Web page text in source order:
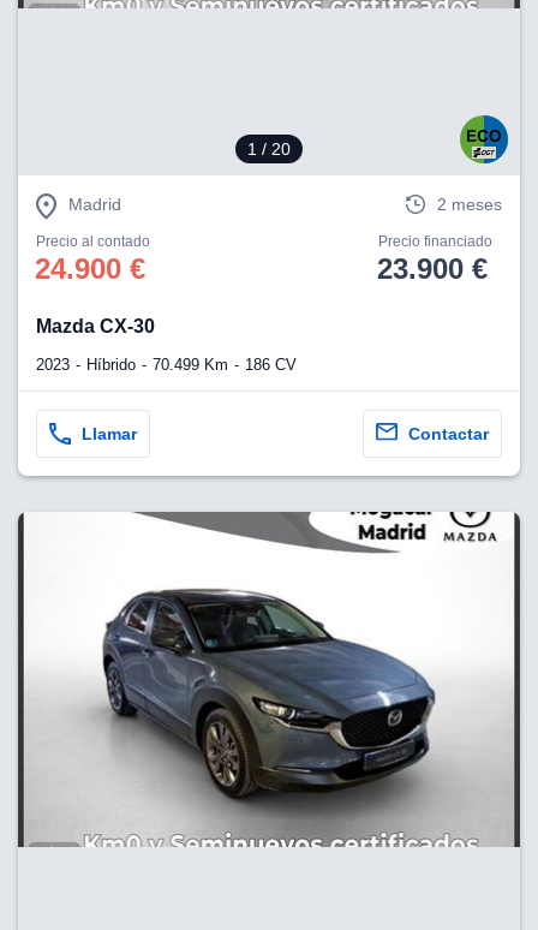
1 / 20
Madrid 2 meses
Precio al contado
24.900 €
Precio financiado
23.900 €
Mazda CX-30
2023 Híbrido 70.499 Km 186 CV
Llamar Contactar